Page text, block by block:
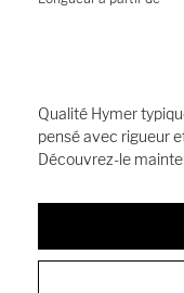
Qualité Hymer
pensé avec rigueur
Découvrez-le